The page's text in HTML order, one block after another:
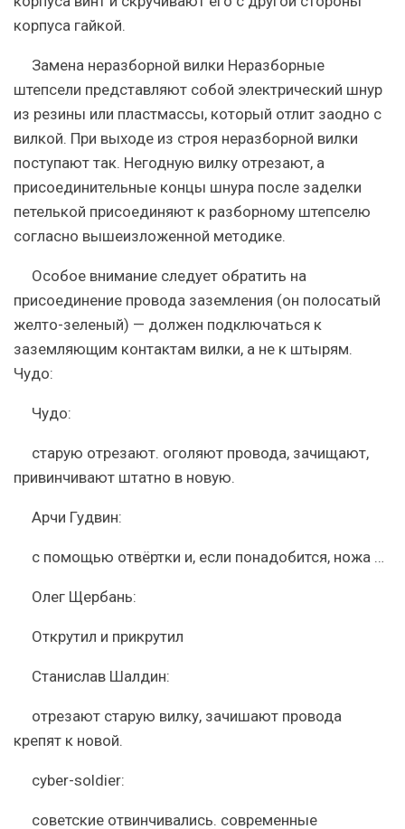
корпуса гайкой.
Замена неразборной вилки Неразборные
штепсели представляют собой электрический шнур
из резины или пластмассы, который отлит заодно с
вилкой. При выходе из строя неразборной вилки
поступают так. Негодную вилку отрезают, а
присоединительные концы шнура после заделки
петелькой присоединяют к разборному штепселю
согласно вышеизложенной методике.
Особое внимание следует обратить на
присоединение провода заземления (он полосатый
желто-зеленый) — должен подключаться к
заземляющим контактам вилки, а не к штырям.
Чудо:
Чудо:
старую отрезают. оголяют провода, зачищают,
привинчивают штатно в новую.
Арчи Гудвин:
с помощью отвёртки и, если понадобится, ножа …
Олег Щербань:
Открутил и прикрутил
Станислав Шалдин:
отрезают старую вилку, зачишают провода
крепят к новой.
cyber-soldier:
советские отвинчивались. современные